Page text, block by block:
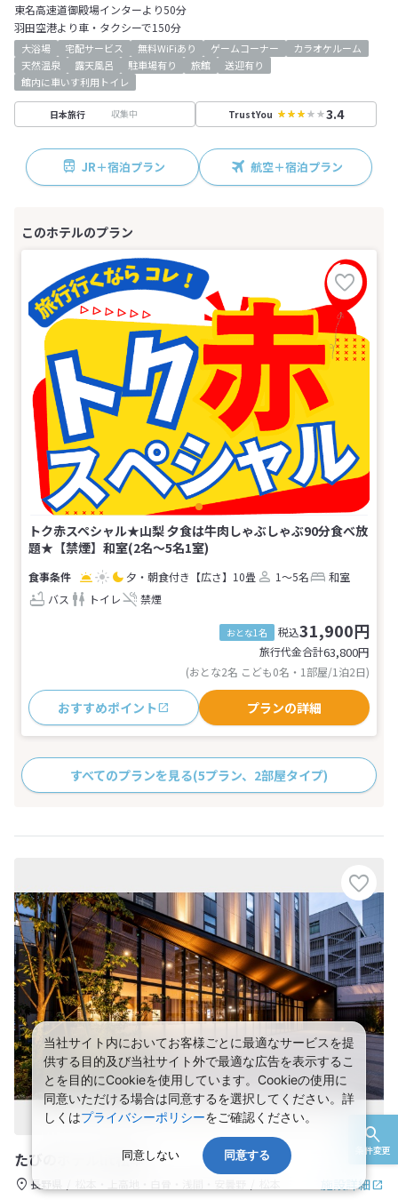
条件変更
東名高速道御殿場インターより50分
羽田空港より車・タクシーで150分
大浴場 宅配サービス 無料WiFiあり ゲームコーナー
カラオケルーム
天然温泉
露天風呂 駐車場有り 旅館
送迎有り
館内に車いす利用トイレ
日本旅行 収集中 TrustYou 3.4
JR＋宿泊プラン 航空＋宿泊プラン
トク赤スペシャル★山梨 夕食は牛肉しゃぶしゃぶ90分食べ放
題★【禁煙】和室(2名～5名1室)
夕・朝食付き 【広さ】10畳 1～5名
和室
バス
トイレ 禁煙
おとな1名 税込31,900円
旅行代金合計63,800円
(おとな2名 こども0名・1部屋/1泊2日)
おすすめポイント プランの詳細
すべてのプランを見る(5プラン、2部屋タイプ)
たびのホテルlit松本
施設詳細
長野県
当社サイト内においてお客様ごとに最適なサービスを提
供する目的及び当社サイト外で最適な広告を表示するこ
とを目的にCookieを使用しています。Cookieの使用に
同意いただける場合は同意するを選択してください。詳
しくはプライバシーポリシーをご確認ください。
同意しない 同意する